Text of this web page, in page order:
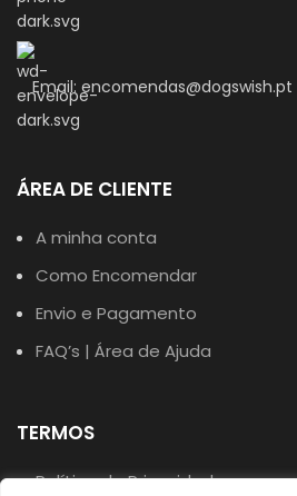
Email: encomendas@dogswish.pt
ÁREA DE CLIENTE
A minha conta
Como Encomendar
Envio e Pagamento
FAQ’s | Área de Ajuda
TERMOS
Política de Privacidade